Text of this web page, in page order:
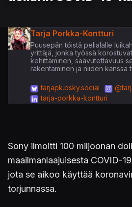
Tarja Porkka-Kontturi
Puusepän töistä pelialalle
yrittäjä, jonka työssä
kehittäminen, saavutettavuus
rakentaminen ja niiden kanssa
tarjapk.bsky.social
tarja-porkka-kontturi
Sony ilmoitti 100 miljoonan
maailmanlaajuisesta COVID-
jota se aikoo käyttää
torjunnassa.